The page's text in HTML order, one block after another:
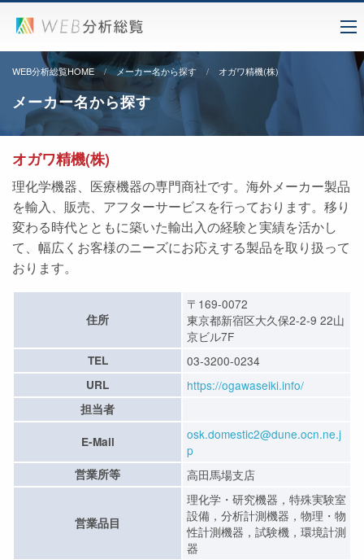
WEB分析総覧HOME メーカー名から探す オガワ精機(株)
メーカー名から探す
オガワ精機(株)
理化学機器、医療機器の専門商社です。海外メーカー製品
を輸入、販売、アフターサービスを行っております。移り
変わる時代とともに築いた輸出入の経験と実績を活かし
て、幅広くお客様のニーズにお応えする製品を取り扱って
おります。
住所
〒169-0072
東京都新宿区大久保2-2-9 22山
京ビル7F
TEL 03-3200-0234
URL https://ogawaseiki.info/
担当者
E-Mail
osk.domestic2@dune.ocn.ne.j
p
営業所等 高田馬場支店
営業品目
理化学・研究機器，特殊実験室
設備，分析計測機器，物理・物
性計測機器，試験機，環境計測
器